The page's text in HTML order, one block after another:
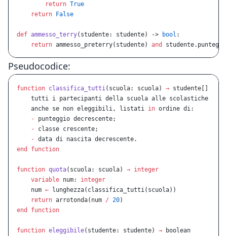
        return
True
    return
False
def ammesso_terry(studente: studente) -> bool :
    return
ammesso_preterry(studente) and
Pseudocodice:
function classifica_tutti(scuola: scuola) → studente[]
    tutti i partecipanti della scuola alle scolastiche
    anche se non eleggibili, listati
in ordine di:
    -
punteggio decrescente;
    -
classe crescente;
    -
data di nascita decrescente.
end
function
function quota(scuola: scuola) → integer
    variable
num: integer
    num
← lunghezza(classifica_tutti(scuola))
    return
arrotonda(num / 20)
end
function
function eleggibile(studente: studente) → boolean